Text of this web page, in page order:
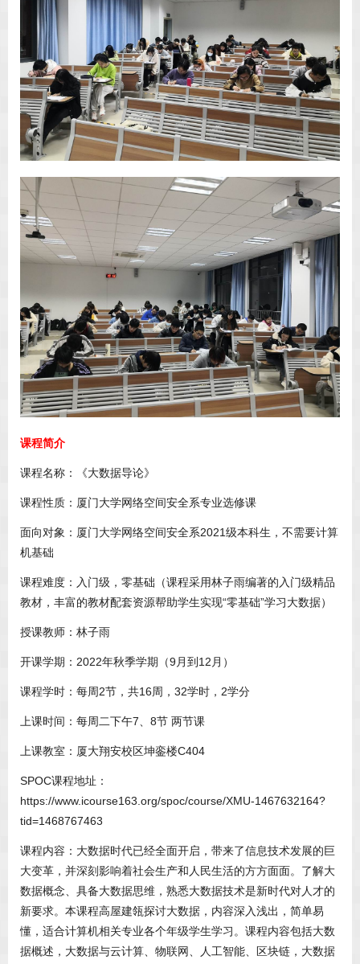
课程简介
课程名称：《大数据导论》
课程性质：厦门大学网络空间安全系专业选修课
面向对象：厦门大学网络空间安全系2021级本科生，不需要计算
机基础
课程难度：入门级，零基础（课程采用林子雨编著的入门级精品
教材，丰富的教材配套资源帮助学生实现“零基础”学习大数据）
授课教师：林子雨
开课学期：2022年秋季学期（9月到12月）
课程学时：每周2节，共16周，32学时，2学分
上课时间：每周二下午7、8节 两节课
上课教室：厦大翔安校区坤銮楼C404
SPOC课程地址：
https://www.icourse163.org/spoc/course/XMU-1467632164?
tid=1468767463
课程内容：大数据时代已经全面开启，带来了信息技术发展的巨
大变革，并深刻影响着社会生产和人民生活的方方面面。了解大
数据概念、具备大数据思维，熟悉大数据技术是新时代对人才的
新要求。本课程高屋建瓴探讨大数据，内容深入浅出，简单易
懂，适合计算机相关专业各个年级学生学习。课程内容包括大数
据概述，大数据与云计算、物联网、人工智能、区块链，大数据